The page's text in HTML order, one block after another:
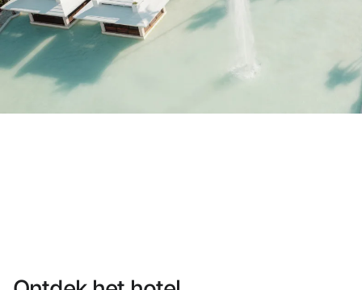
Geniet van de voordelen om deel uit te maken
Gegarandeerd de beste prijs